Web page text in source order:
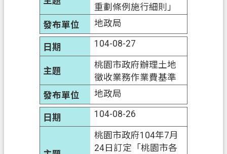
重劃條例施行細則」
地政局
104-08-27
桃園市政府辦理土地
徵收業務作業費基準
地政局
104-08-26
桃園市政府104年7月
24日訂定「桃園市各